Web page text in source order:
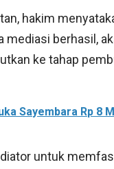
hakim
mediasi berhasil,
ke tahap
Sayembara Rp 8
untuk